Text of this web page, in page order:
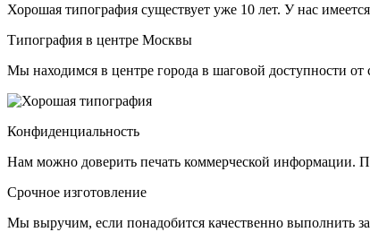
Хорошая типография существует уже 10 лет. У нас
Типография в центре Москвы
Мы находимся в центре города в шаговой доступности от
Конфиденциальность
Нам можно доверить печать коммерческой информации.
Срочное изготовление
Мы выручим, если понадобится качественно выполнить